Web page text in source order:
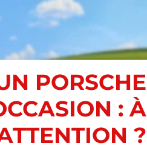
PORSCHE
: À
?